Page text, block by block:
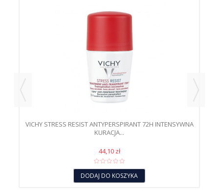
VICHY STRESS RESIST ANTYPERSPIRANT 72H INTENSYWNA
KURACJA...
44,10 zł
DODAJ DO KOSZYKA